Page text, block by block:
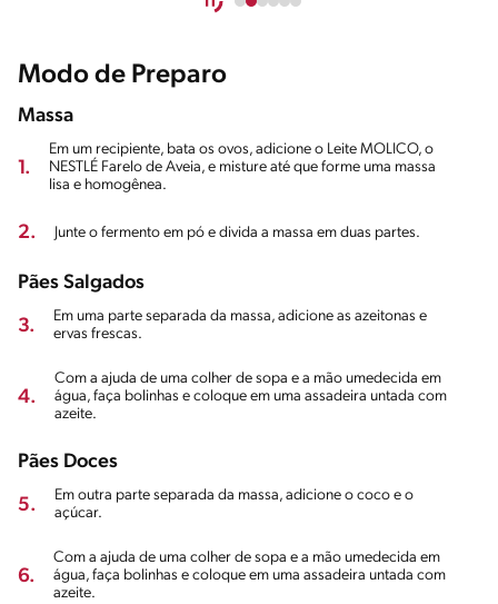
Modo de Preparo
Massa
1.
Em um recipiente, bata os ovos, adicione o Leite MOLICO, o
NESTLÉ Farelo de Aveia, e misture até que forme uma massa
lisa e homogênea.
2. Junte o fermento em pó e divida a massa em duas partes.
Pães Salgados
3.
Em uma parte separada da massa, adicione as azeitonas e
ervas frescas.
4.
Com a ajuda de uma colher de sopa e a mão umedecida em
água, faça bolinhas e coloque em uma assadeira untada com
azeite.
Pães Doces
5.
Em outra parte separada da massa, adicione o coco e o
açúcar.
6.
Com a ajuda de uma colher de sopa e a mão umedecida em
água, faça bolinhas e coloque em uma assadeira untada com
azeite.